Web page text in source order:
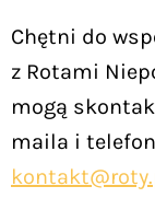
Chętni do
z Rotami
mogą
maila i